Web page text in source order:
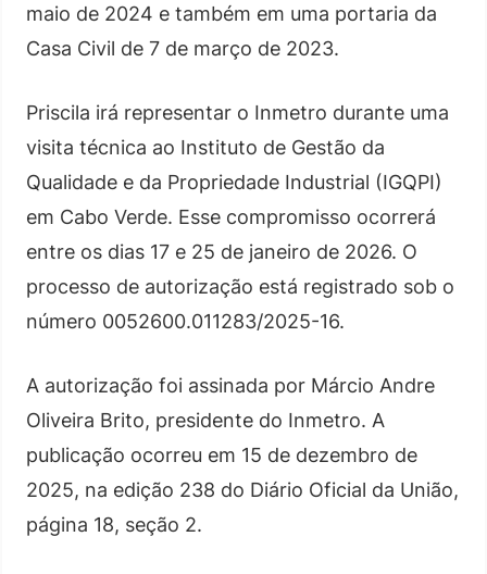
maio de 2024 e também em uma portaria da
Casa Civil de 7 de março de 2023.
Priscila irá representar o Inmetro durante uma
visita técnica ao Instituto de Gestão da
Qualidade e da Propriedade Industrial (IGQPI)
em Cabo Verde. Esse compromisso ocorrerá
entre os dias 17 e 25 de janeiro de 2026. O
processo de autorização está registrado sob o
número 0052600.011283/2025-16.
A autorização foi assinada por Márcio Andre
Oliveira Brito, presidente do Inmetro. A
publicação ocorreu em 15 de dezembro de
2025, na edição 238 do Diário Oficial da União,
página 18, seção 2.